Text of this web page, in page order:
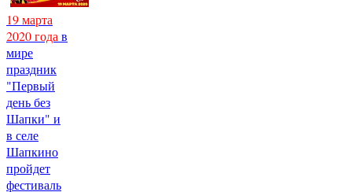
19 марта
2020 годав
мире
праздник
"Первый
день без
Шапки" и
в селе
Шапкино
пройдет
фестиваль